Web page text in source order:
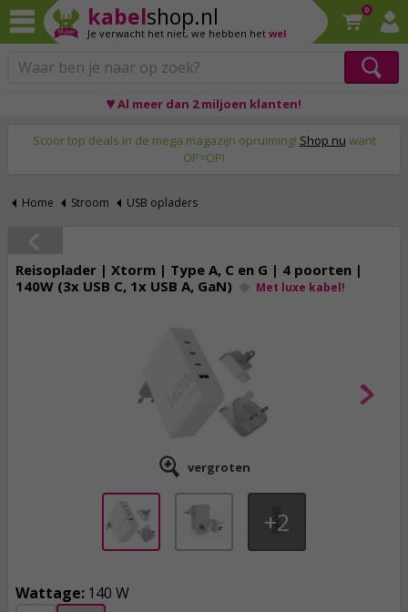
kabelshop.nl
Je verwacht het niet, we hebben het wel
0
♥ Al meer dan 2 miljoen klanten!
Scoor top deals in de mega magazijn opruiming! Shop nu want
OP=OP!
Home Stroom USB opladers
Reisoplader | Xtorm | Type A, C en G | 4 poorten |
140W (3x USB C, 1x USB A, GaN)
Met luxe kabel!
vergroten
2
Wattage: 140 W